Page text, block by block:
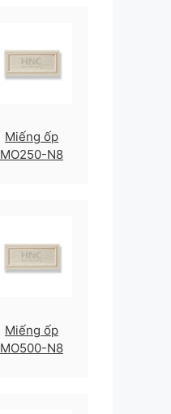
Miếng ốp
MO250-N8
Miếng ốp
MO500-N8